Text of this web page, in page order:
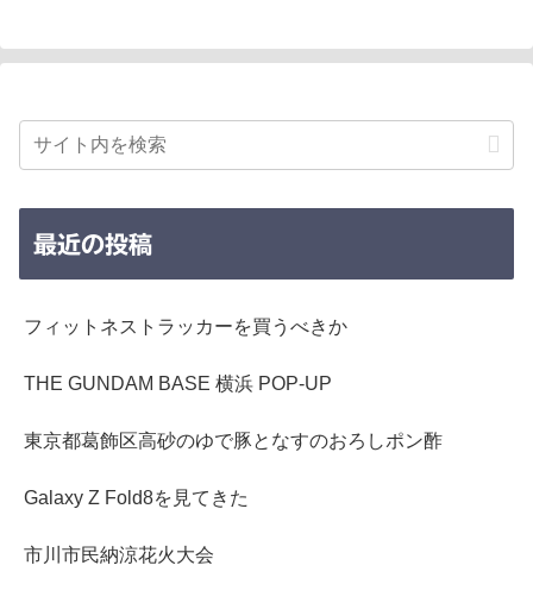
最近の投稿
フィットネストラッカーを買うべきか
THE GUNDAM BASE 横浜 POP-UP
東京都葛飾区高砂のゆで豚となすのおろしポン酢
Galaxy Z Fold8を見てきた
市川市民納涼花火大会